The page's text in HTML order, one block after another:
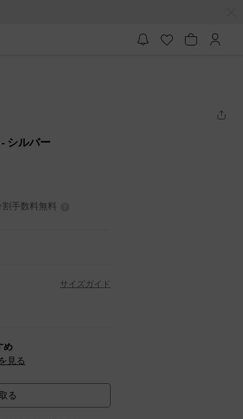
- シルバー
手数料無料
サイズガイド
め
見る
る